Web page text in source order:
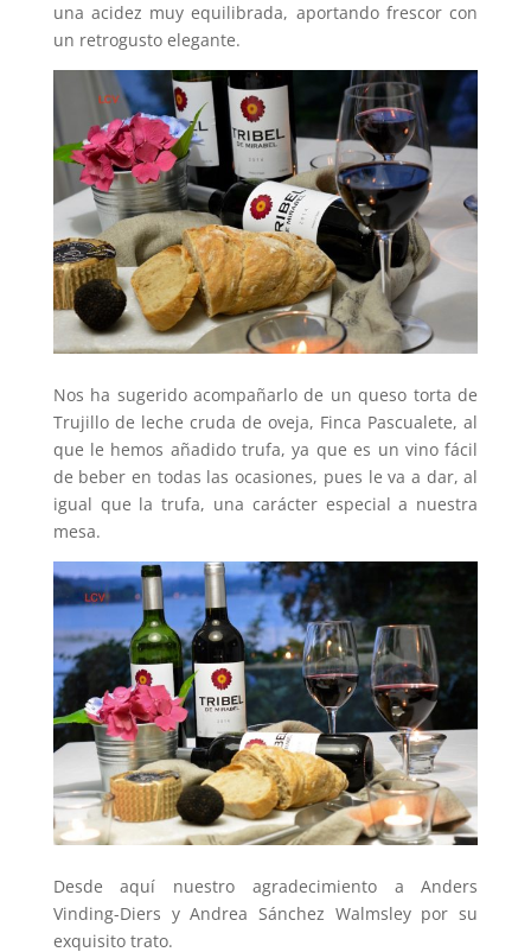
una acidez muy equilibrada, aportando frescor con
un retrogusto elegante.
Nos ha sugerido acompañarlo de un queso torta de
Trujillo de leche cruda de oveja, Finca Pascualete, al
que le hemos añadido trufa, ya que es un vino fácil
de beber en todas las ocasiones, pues le va a dar, al
igual que la trufa, una carácter especial a nuestra
mesa.
Desde aquí nuestro agradecimiento a Anders
Vinding-Diers y Andrea Sánchez Walmsley por su
exquisito trato.